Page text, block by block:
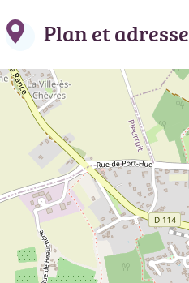
Plan et adresse